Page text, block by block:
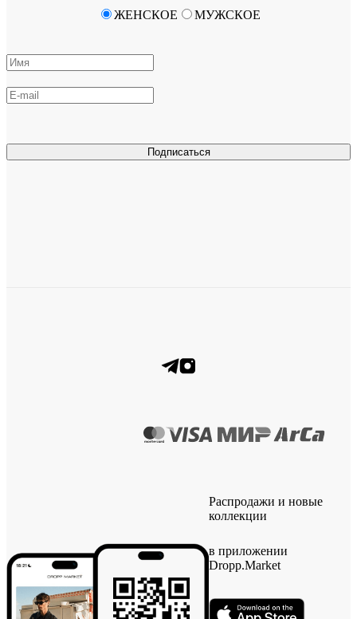
Подписаться
ЖЕНСКОЕ МУЖСКОЕ
Распродажи и новые
коллекции
в приложении
Dropp.Market